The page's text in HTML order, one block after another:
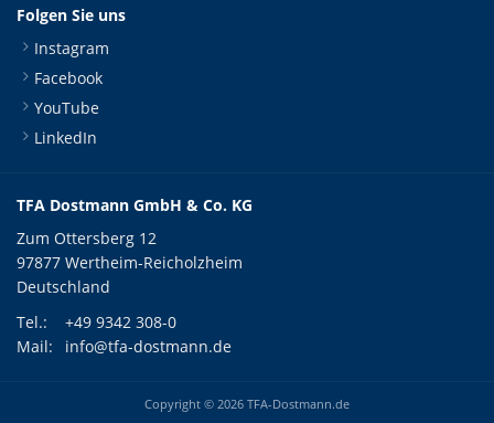
Folgen Sie uns
Instagram
Facebook
YouTube
LinkedIn
TFA Dostmann GmbH & Co. KG
Zum Ottersberg 12
97877 Wertheim-Reicholzheim
Deutschland
Tel.:
+49 9342 308-0
Mail:
info@tfa-dostmann.de
Copyright © 2026 TFA-Dostmann.de